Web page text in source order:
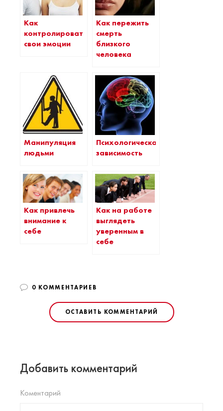
Как
контролировать
свои эмоции
Как пережить
смерть
близкого
человека
Манипуляция
людьми
Психологическая
зависимость
Как привлечь
внимание к
себе
Как на работе
выглядеть
уверенным в
себе
0 КОММЕНТАРИЕВ
ОСТАВИТЬ КОММЕНТАРИЙ
Добавить комментарий
Коментарий